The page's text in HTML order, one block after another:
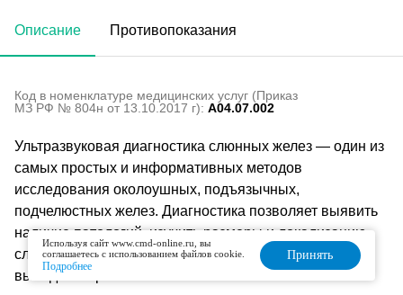
Описание Противопоказания
Код в номенклатуре медицинских услуг (Приказ
МЗ РФ № 804н от 13.10.2017 г): A04.07.002
Ультразвуковая диагностика слюнных желез — один из
самых простых и информативных методов
исследования околоушных, подъязычных,
подчелюстных желез. Диагностика позволяет выявить
наличие патологий, изучить размеры и локализацию
слюнных желез, состояние кровоснабжения и
выводных протоков.
Используя сайт www.cmd-online.ru, вы
соглашаетесь с использованием файлов cookie.
Подробнее
Принять